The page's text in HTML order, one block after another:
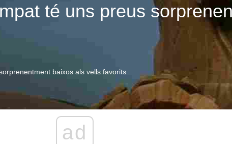
té uns preus
baixos als vells favorits
ad